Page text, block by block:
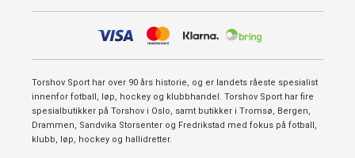
Torshov Sport har over 90 års historie, og er landets råeste spesialist
innenfor fotball, løp, hockey og klubbhandel. Torshov Sport har fire
spesialbutikker på Torshov i Oslo, samt butikker i Tromsø, Bergen,
Drammen, Sandvika Storsenter og Fredrikstad med fokus på fotball,
klubb, løp, hockey og hallidretter.